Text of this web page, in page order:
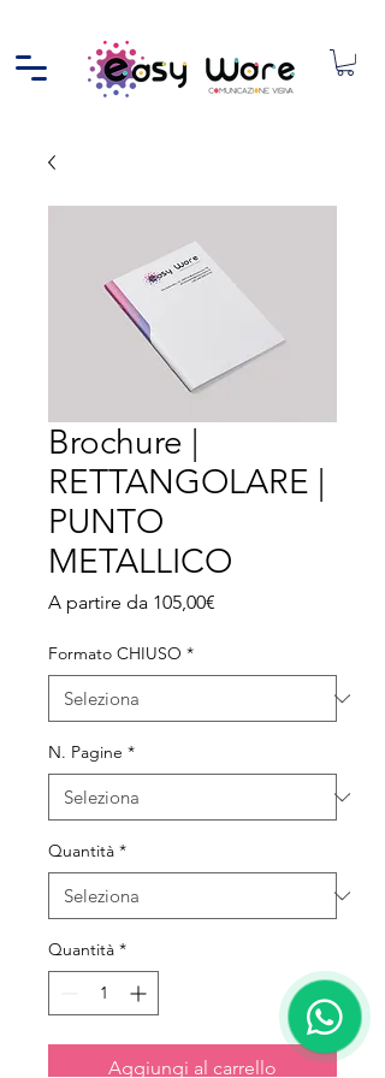
Brochure |
RETTANGOLARE |
PUNTO
METALLICO
A partire da 105,00€
Formato CHIUSO *
N. Pagine *
Quantità *
Quantità *
Aggiungi al carrello